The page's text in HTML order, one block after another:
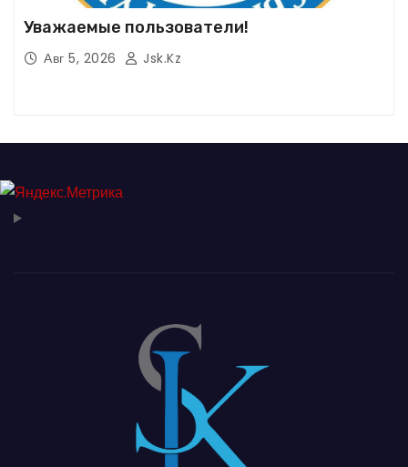
Уважаемые пользователи!
Авг 5, 2026 Jsk.kz